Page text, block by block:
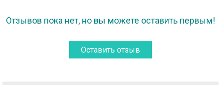
Отзывов пока нет, но вы можете оставить первым!
Оставить отзыв